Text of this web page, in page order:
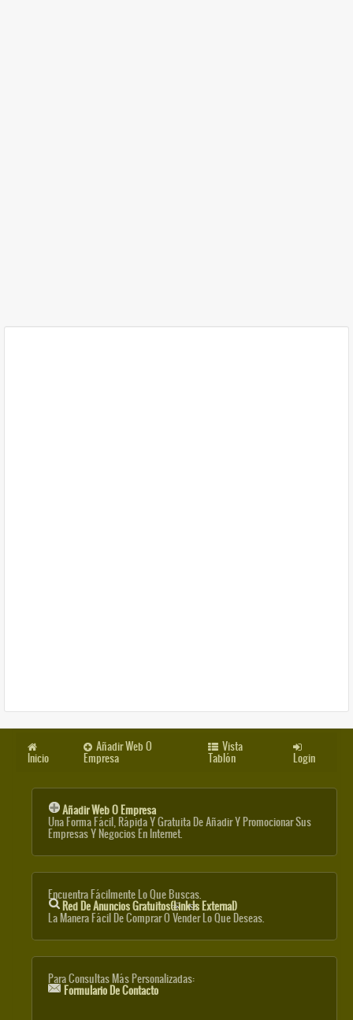
Inicio
Añadir Web O
Empresa
Vista
Tablón Login
Añadir Web O Empresa
Una Forma Fácil, Rápida Y Gratuita De Añadir Y Promocionar Sus
Empresas Y Negocios En Internet.
Encuentra Fácilmente Lo Que Buscas.
Red De Anuncios Gratuitos(link Is External)
La Manera Fácil De Comprar O Vender Lo Que Deseas.
Para Consultas Más Personalizadas:
Formulario De Contacto